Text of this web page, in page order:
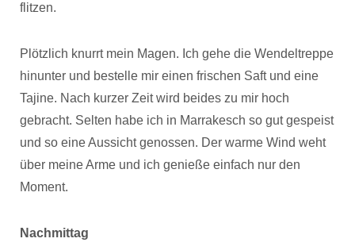
flitzen.
Plötzlich knurrt mein Magen. Ich gehe die Wendeltreppe
hinunter und bestelle mir einen frischen Saft und eine
Tajine. Nach kurzer Zeit wird beides zu mir hoch
gebracht. Selten habe ich in Marrakesch so gut gespeist
und so eine Aussicht genossen. Der warme Wind weht
über meine Arme und ich genieße einfach nur den
Moment.
Nachmittag